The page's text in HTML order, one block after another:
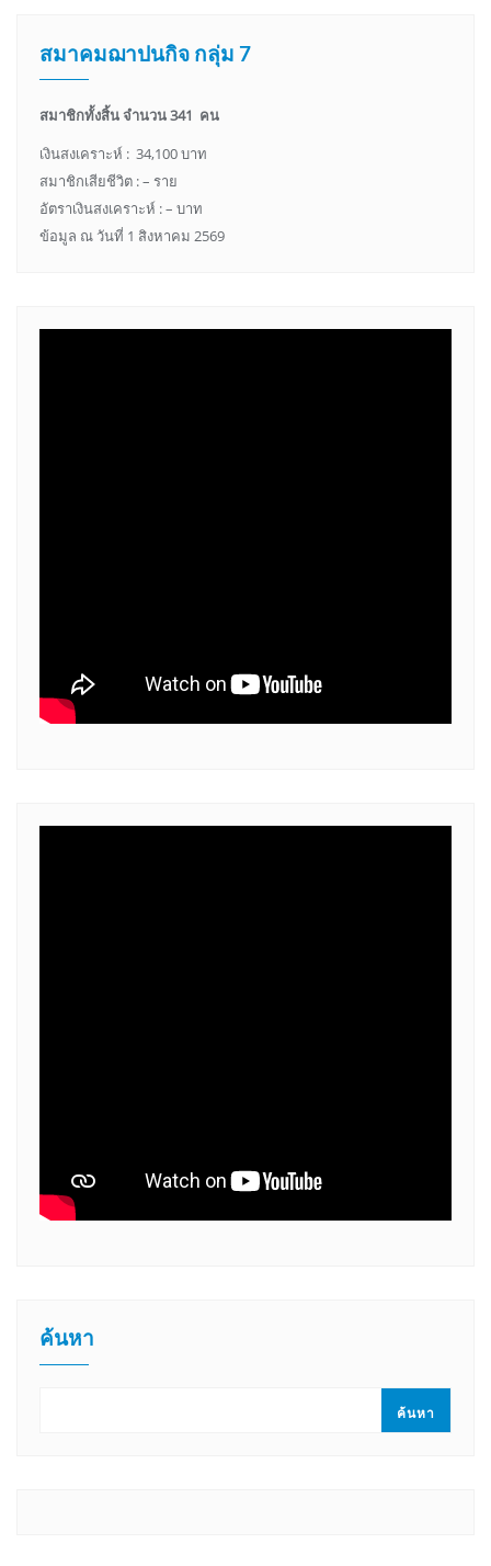
สมาคมฌาปนกิจ กลุ่ม 7
สมาชิกทั้งสิ้น จำนวน 341 คน
เงินสงเคราะห์ : 34,100 บาท
สมาชิกเสียชีวิต : – ราย
อัตราเงินสงเคราะห์ : – บาท
ข้อมูล ณ วันที่ 1 สิงหาคม 2569
ค้นหา
ค้นหา